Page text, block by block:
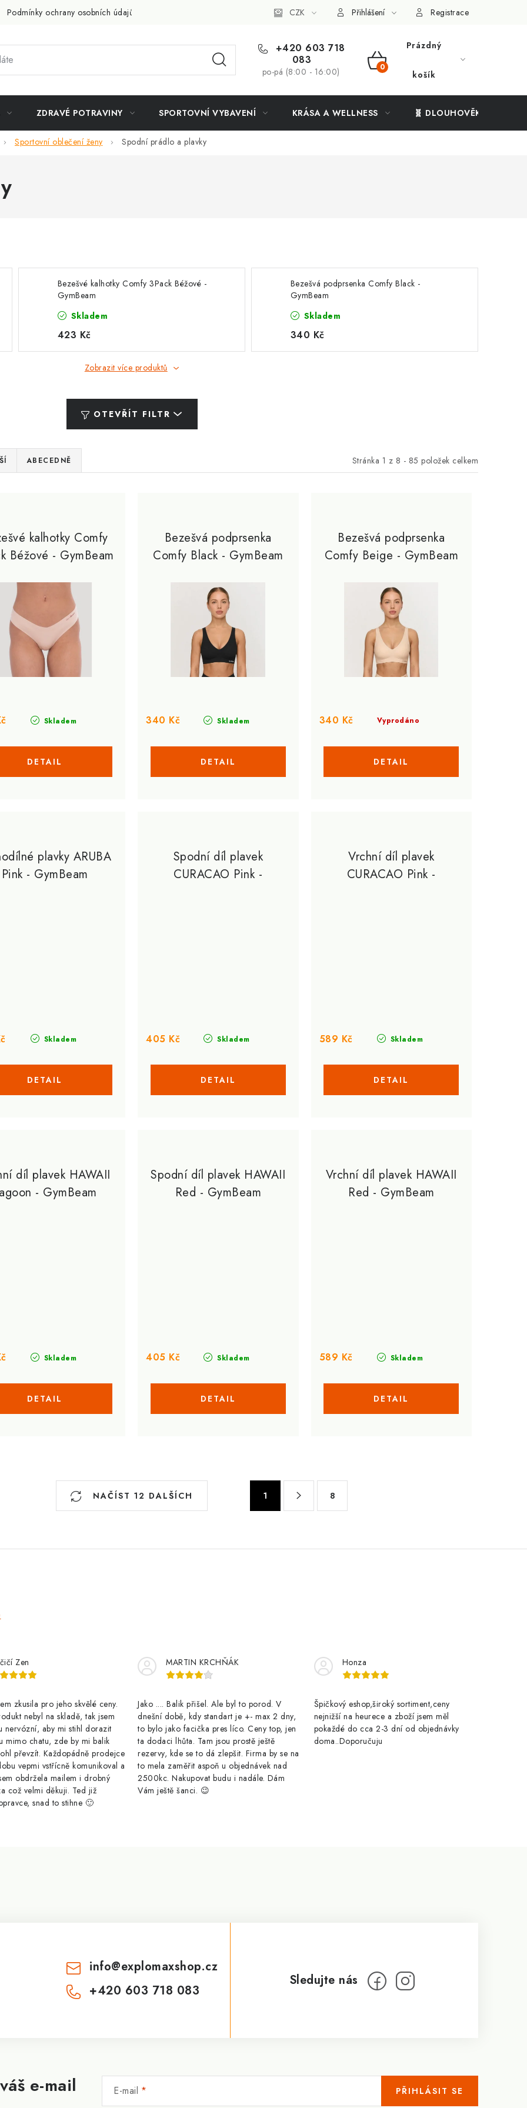
Podmínky ochrany osobních údajů Slevový systém Vše o nákupu
CZK Přihlášení Registrace
+420 603 718
083
po-pá (8:00 - 16:00)
NÁKUPNÍ
Prázdný
košík
ZDRAVÉ POTRAVINY SPORTOVNÍ VYBAVENÍ KRÁSA A WELLNESS 🧬 DLOUHOVĚKOST
Sportovní oblečení ženy Spodní prádlo a plavky
Bezešvé kalhotky Comfy 3Pack Béžové -
GymBeam
Skladem
423 Kč
Bezešvá podprsenka Comfy Black -
GymBeam
Skladem
340 Kč
Zobrazit více produktů
OTEVŘÍT FILTR
Stránka 1 z 8 - 85 položek celkem
ABECEDNĚ
kalhotky Comfy
Béžové - GymBeam
Skladem
Bezešvá podprsenka
Comfy Black - GymBeam
Skladem
340 Kč
Bezešvá podprsenka
Comfy Beige - GymBeam
Vyprodáno
340 Kč
plavky ARUBA
Pink - GymBeam
Skladem
Spodní díl plavek
CURACAO Pink -
Skladem
405 Kč
Vrchní díl plavek
CURACAO Pink -
Skladem
589 Kč
díl plavek HAWAII
- GymBeam
Skladem
Spodní díl plavek HAWAII
Red - GymBeam
Skladem
405 Kč
Vrchní díl plavek HAWAII
Red - GymBeam
Skladem
589 Kč
NAČÍST 12 DALŠÍCH
S
n
1 8
Zen
zkusila pro jeho skvělé ceny.
nebyl na skladě, tak jsem
nervózní, aby mi stihl dorazit
mimo chatu, zde by mi balik
převzít. Každopádně prodejce
vepmi vstřícně komunikoval a
obdržela mailem i drobný
což velmi děkuji. Ted již
snad to stihne 🙂
MARTIN KRCHŇÁK
Jako .... Balik přišel. Ale byl to porod. V
dnešní době, kdy standart je +- max 2 dny,
to bylo jako facička pres líco. Ceny top, jen
ta dodaci lhůta. Tam jsou prostě ještě
rezervy, kde se to dá zlepšit. Firma by se na
to mela zaměřit aspoň u objednávek nad
2500kc. Nakupovat budu i nadále. Dám
Vám ještě šanci. 😉
Honza
Špičkový eshop,široký sortiment,ceny
nejnižší na heurece a zboží jsem měl
pokaždé do cca 2-3 dní od objednávky
doma..Doporučuju
e-mail E-mail PŘIHLÁSIT SE
info@explomaxshop.cz
+420 603 718 083